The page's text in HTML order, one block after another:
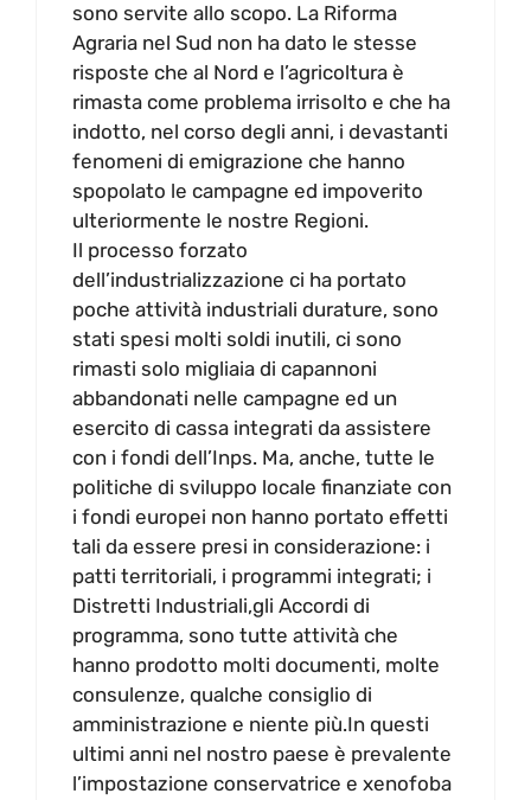
sono servite allo scopo. La Riforma
Agraria nel Sud non ha dato le stesse
risposte che al Nord e l’agricoltura è
rimasta come problema irrisolto e che ha
indotto, nel corso degli anni, i devastanti
fenomeni di emigrazione che hanno
spopolato le campagne ed impoverito
ulteriormente le nostre Regioni.
Il processo forzato
dell’industrializzazione ci ha portato
poche attività industriali durature, sono
stati spesi molti soldi inutili, ci sono
rimasti solo migliaia di capannoni
abbandonati nelle campagne ed un
esercito di cassa integrati da assistere
con i fondi dell’Inps. Ma, anche, tutte le
politiche di sviluppo locale finanziate con
i fondi europei non hanno portato effetti
tali da essere presi in considerazione: i
patti territoriali, i programmi integrati; i
Distretti Industriali,gli Accordi di
programma, sono tutte attività che
hanno prodotto molti documenti, molte
consulenze, qualche consiglio di
amministrazione e niente più.In questi
ultimi anni nel nostro paese è prevalente
l’impostazione conservatrice e xenofoba